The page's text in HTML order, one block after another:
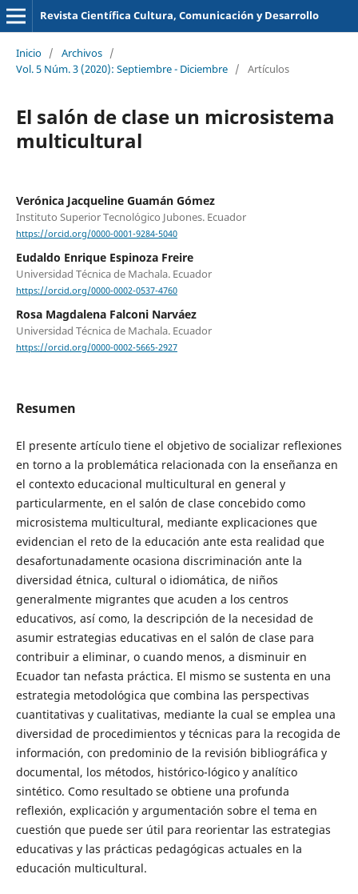
Revista Científica Cultura, Comunicación y Desarrollo
Inicio / Archivos /
Vol. 5 Núm. 3 (2020): Septiembre - Diciembre / Artículos
El salón de clase un microsistema
multicultural
Verónica Jacqueline Guamán Gómez
Instituto Superior Tecnológico Jubones. Ecuador
https://orcid.org/0000-0001-9284-5040
Eudaldo Enrique Espinoza Freire
Universidad Técnica de Machala. Ecuador
https://orcid.org/0000-0002-0537-4760
Rosa Magdalena Falconi Narváez
Universidad Técnica de Machala. Ecuador
https://orcid.org/0000-0002-5665-2927
Resumen
El presente artículo tiene el objetivo de socializar reflexiones
en torno a la problemática relacionada con la enseñanza en
el contexto educacional multicultural en general y
particularmente, en el salón de clase concebido como
microsistema multicultural, mediante explicaciones que
evidencian el reto de la educación ante esta realidad que
desafortunadamente ocasiona discriminación ante la
diversidad étnica, cultural o idiomática, de niños
generalmente migrantes que acuden a los centros
educativos, así como, la descripción de la necesidad de
asumir estrategias educativas en el salón de clase para
contribuir a eliminar, o cuando menos, a disminuir en
Ecuador tan nefasta práctica. El mismo se sustenta en una
estrategia metodológica que combina las perspectivas
cuantitativas y cualitativas, mediante la cual se emplea una
diversidad de procedimientos y técnicas para la recogida de
información, con predominio de la revisión bibliográfica y
documental, los métodos, histórico-lógico y analítico
sintético. Como resultado se obtiene una profunda
reflexión, explicación y argumentación sobre el tema en
cuestión que puede ser útil para reorientar las estrategias
educativas y las prácticas pedagógicas actuales en la
educación multicultural.